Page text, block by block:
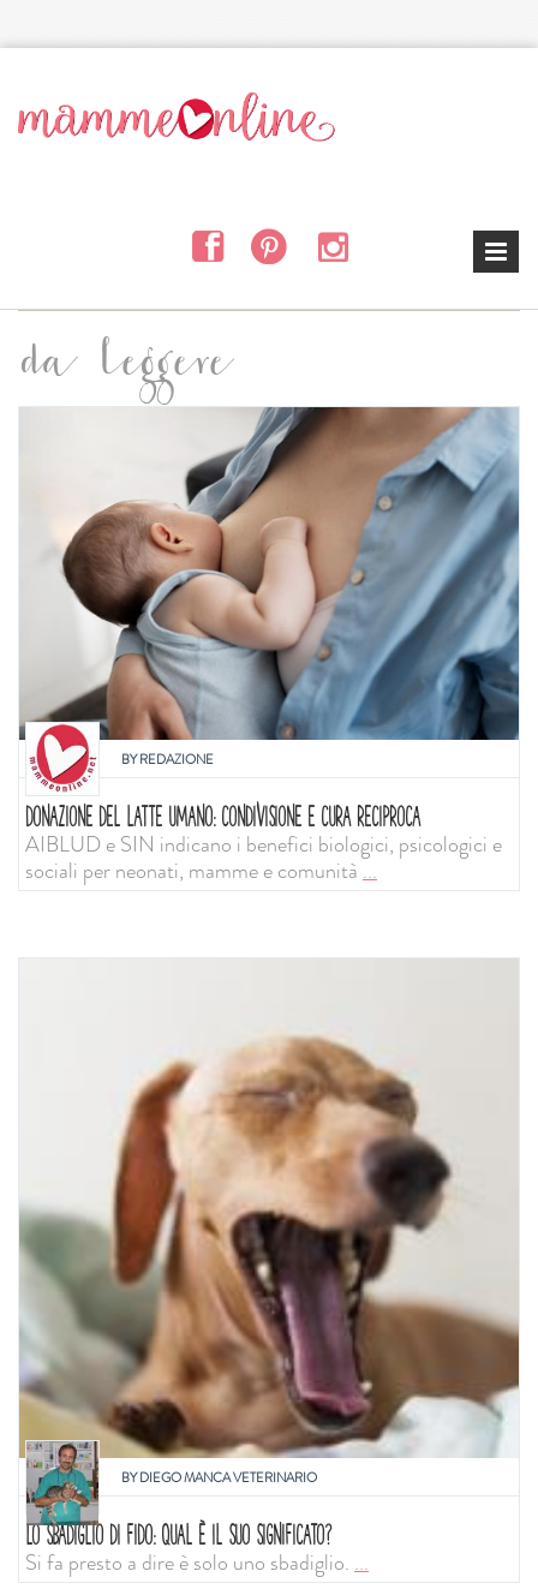
da leggere
BYREDAZIONE
DONAZIONE DEL LATTE UMANO: CONDIVISIONE E CURA RECIPROCA
AIBLUD e SIN indicano i benefici biologici, psicologici e
sociali per neonati, mamme e comunità...
BYDIEGO MANCA VETERINARIO
LO SBADIGLIO DI FIDO: QUAL È IL SUO SIGNIFICATO?
Si fa presto a dire è solo uno sbadiglio....